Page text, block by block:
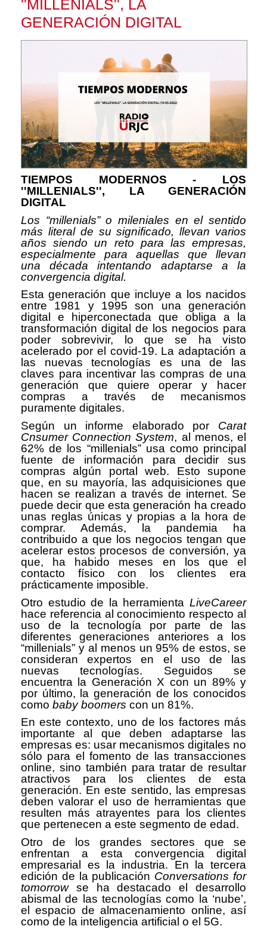
''MILLENIALS'', LA
GENERACIÓN DIGITAL
TIEMPOS MODERNOS - LOS
''MILLENIALS'', LA GENERACIÓN
DIGITAL
Los “millenials” o mileniales en el sentido
más literal de su significado, llevan varios
años siendo un reto para las empresas,
especialmente para aquellas que llevan
una década intentando adaptarse a la
convergencia digital.
Esta generación que incluye a los nacidos
entre 1981 y 1995 son una generación
digital e hiperconectada que obliga a la
transformación digital de los negocios para
poder sobrevivir, lo que se ha visto
acelerado por el covid-19. La adaptación a
las nuevas tecnologías es una de las
claves para incentivar las compras de una
generación que quiere operar y hacer
compras a través de mecanismos
puramente digitales.
Según un informe elaborado por Carat
Cnsumer Connection System, al menos, el
62% de los “millenials” usa como principal
fuente de información para decidir sus
compras algún portal web. Esto supone
que, en su mayoría, las adquisiciones que
hacen se realizan a través de internet. Se
puede decir que esta generación ha creado
unas reglas únicas y propias a la hora de
comprar. Además, la pandemia ha
contribuido a que los negocios tengan que
acelerar estos procesos de conversión, ya
que, ha habido meses en los que el
contacto físico con los clientes era
prácticamente imposible.
Otro estudio de la herramienta LiveCareer
hace referencia al conocimiento respecto al
uso de la tecnología por parte de las
diferentes generaciones anteriores a los
“millenials” y al menos un 95% de estos, se
consideran expertos en el uso de las
nuevas tecnologías. Seguidos se
encuentra la Generación X con un 89% y
por último, la generación de los conocidos
como baby boomers con un 81%.
En este contexto, uno de los factores más
importante al que deben adaptarse las
empresas es: usar mecanismos digitales no
sólo para el fomento de las transacciones
online, sino también para tratar de resultar
atractivos para los clientes de esta
generación. En este sentido, las empresas
deben valorar el uso de herramientas que
resulten más atrayentes para los clientes
que pertenecen a este segmento de edad.
Otro de los grandes sectores que se
enfrentan a esta convergencia digital
empresarial es la industria. En la tercera
edición de la publicación Conversations for
tomorrowse ha destacado el desarrollo
abismal de las tecnologías como la ‘nube’,
el espacio de almacenamiento online, así
como de la inteligencia artificial o el 5G.